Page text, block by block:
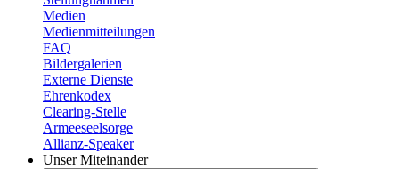
Medien
Medienmitteilungen
FAQ
Bildergalerien
Externe Dienste
Ehrenkodex
Clearing-Stelle
Armeeseelsorge
Allianz-Speaker
Unser Miteinander